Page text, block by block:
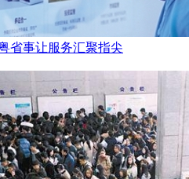
省事让服务汇聚指尖